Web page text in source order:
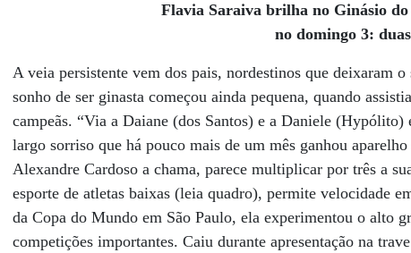
Flavia Saraiva brilha no Ginásio
no domingo 3:
A veia persistente vem dos pais, nordestinos que deixaram
sonho de ser ginasta começou ainda pequena, quando
campeãs. “Via a Daiane (dos Santos) e a Daniele
largo sorriso que há pouco mais de um mês ganhou
Alexandre Cardoso a chama, parece multiplicar por três a
esporte de atletas baixas (leia quadro), permite velocidade
da Copa do Mundo em São Paulo, ela experimentou o alto
competições importantes. Caiu durante apresentação na